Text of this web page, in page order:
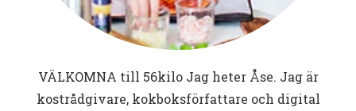
VÄLKOMNA till 56kiloJag heter Åse. Jag är
kostrådgivare, kokboksförfattare och digital